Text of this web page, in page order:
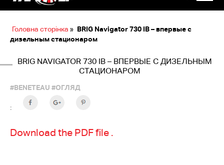
Головна сторінка » BRIG Navigator 730 IB – впервые с
дизельным стационаром
BRIG NAVIGATOR 730 IB – ВПЕРВЫЕ С ДИЗЕЛЬНЫМ
СТАЦИОНАРОМ
#BENETEAU #ОГЛЯД
:
Download the PDF file .